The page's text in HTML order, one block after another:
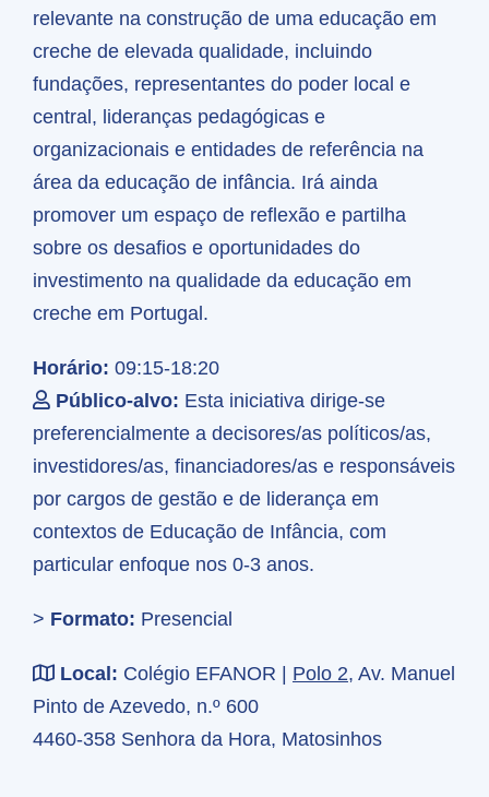
relevante na construção de uma educação em
creche de elevada qualidade, incluindo
fundações, representantes do poder local e
central, lideranças pedagógicas e
organizacionais e entidades de referência na
área da educação de infância. Irá ainda
promover um espaço de reflexão e partilha
sobre os desafios e oportunidades do
investimento na qualidade da educação em
creche em Portugal.
Horário: 09:15-18:20
Público-alvo: Esta iniciativa dirige-se
preferencialmente a decisores/as políticos/as,
investidores/as, financiadores/as e responsáveis
por cargos de gestão e de liderança em
contextos de Educação de Infância, com
particular enfoque nos 0-3 anos.
> Formato: Presencial
Local: Colégio EFANOR | Polo 2, Av. Manuel
Pinto de Azevedo, n.º 600
4460-358 Senhora da Hora, Matosinhos